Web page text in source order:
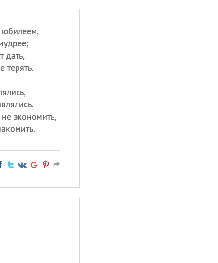
юбилеем,
дать,
терять.
экономить,